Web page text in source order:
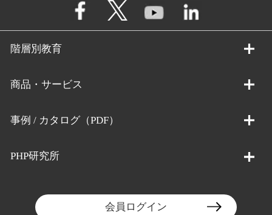
階層別教育
商品・サービス
事例 / カタログ（PDF）
PHP研究所
会員ログイン